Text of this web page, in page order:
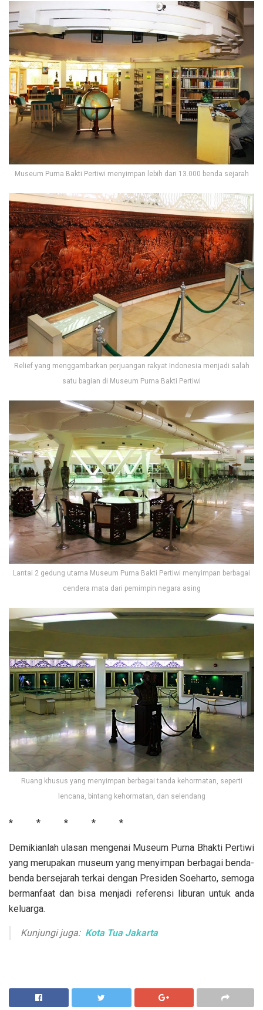
Museum Purna Bakti Pertiwi menyimpan lebih dari 13.000 benda sejarah
Relief yang menggambarkan perjuangan rakyat Indonesia menjadi salah
satu bagian di Museum Purna Bakti Pertiwi
Lantai 2 gedung utama Museum Purna Bakti Pertiwi menyimpan berbagai
cendera mata dari pemimpin negara asing
Ruang khusus yang menyimpan berbagai tanda kehormatan, seperti
lencana, bintang kehormatan, dan selendang
* * * * *
Demikianlah ulasan mengenai Museum Purna Bhakti Pertiwi
yang merupakan museum yang menyimpan berbagai benda-
benda bersejarah terkai dengan Presiden Soeharto, semoga
bermanfaat dan bisa menjadi referensi liburan untuk anda
keluarga.
Kunjungi juga: Kota Tua Jakarta